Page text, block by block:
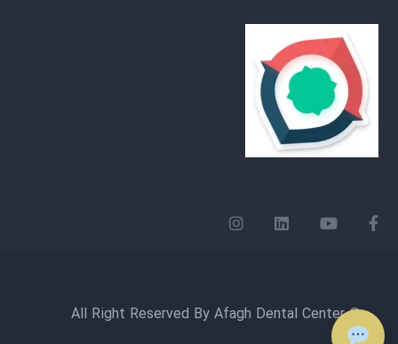
© All Right Reserved By Afagh Dental Center